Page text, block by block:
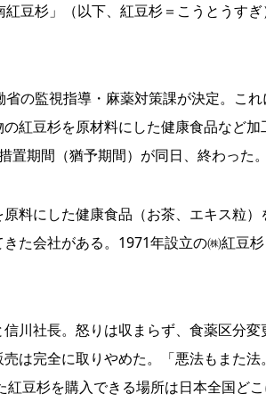
豆杉」（以下、紅豆杉＝こうとうす
の監視指導・麻薬対策課が決定。こ
紅豆杉を原材料にした健康食品など加
期間（猶予期間）が同日、終わった。
料にした健康食品（お茶、エキス粒）
た会社がある。1971年設立の㈱紅豆
川社長。怒りは収まらず、食薬区分変
は完全に取りやめた。「悪法もまた法
豆杉を購入できる場所は日本全国ど